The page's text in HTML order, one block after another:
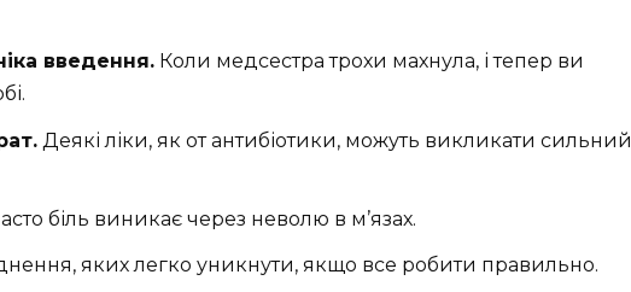
введення. Коли медсестра трохи махнула, і тепер ви
Деякі ліки, як от антибіотики, можуть викликати сильний
біль виникає через неволю в м’язах.
яких легко уникнути, якщо все робити правильно.